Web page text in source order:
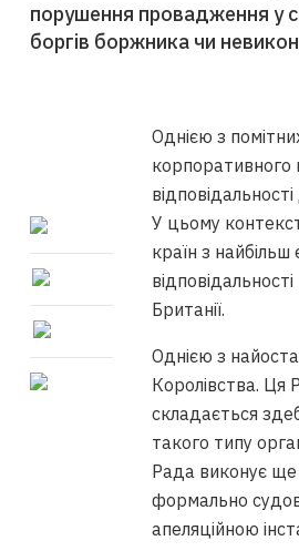
порушення провадження у
боргів боржника чи
Однією з
корпоративного
У цьому
країн з
Британії.
Однією з
Королівства. Ця
складається
такого типу
Рада виконує ще
формально
апеляційною